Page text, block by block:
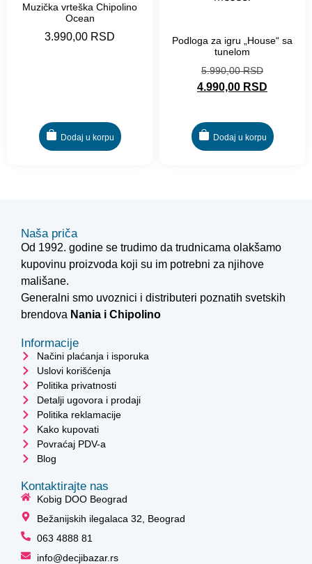
Muzička vrteška Chipolino
Ocean
3.990,00 RSD
Dodaj u korpu
Podloga za igru „House“ sa
tunelom
5.990,00RSD
4.990,00 RSD
Dodaj u korpu
Naša priča
Od 1992. godine se trudimo da trudnicama olakšamo
kupovinu proizvoda koji su im potrebni za njihove
mališane.
Generalni smo uvoznici i distributeri poznatih svetskih
brendova Nania i Chipolino
Informacije
Načini plaćanja i isporuka
Uslovi korišćenja
Politika privatnosti
Detalji ugovora i prodaji
Politika reklamacije
Kako kupovati
Povraćaj PDV-a
Blog
Kontaktirajte nas
Kobig DOO Beograd
Bežanijskih ilegalaca 32, Beograd
063 4888 81
info@decjibazar.rs